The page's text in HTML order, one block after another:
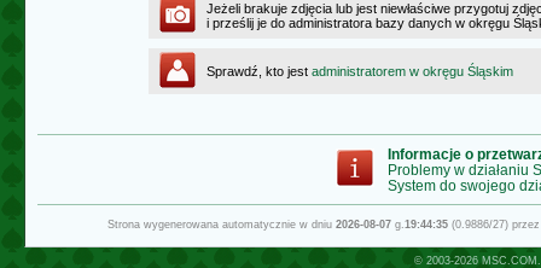
Jeżeli brakuje zdjęcia lub jest niewłaściwe przygotuj
i prześlij je do administratora bazy danych w okręgu
Sprawdź, kto jest administratorem w okręgu Śląskim
Informacje o
Problemy w działaniu
System do swojego
Strona wygenerowana automatycznie w dniu 2026-08-07g.19:44:35(0.9886/27)
© 2003-2026